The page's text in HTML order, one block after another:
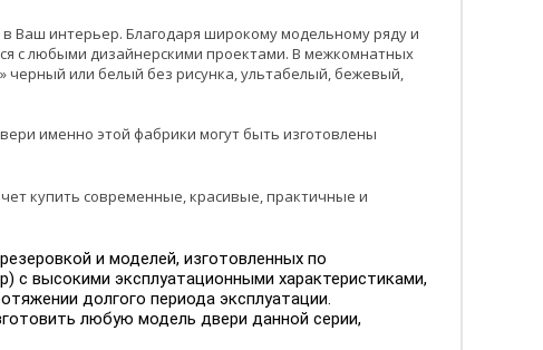
Ваш интерьер. Благодаря широкому модельному ряду и
с любыми дизайнерскими проектами. В межкомнатных
черный или белый без рисунка, ультабелый, бежевый,
именно этой фабрики могут быть изготовлены
купить современные, красивые, практичные и
и моделей, изготовленных по
с высокими эксплуатационными характеристиками,
долгого периода эксплуатации.
любую модель двери данной серии,